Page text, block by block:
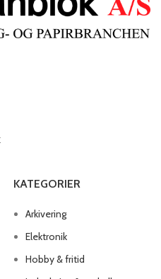
KATEGORIER
Arkivering
Elektronik
Hobby & fritid